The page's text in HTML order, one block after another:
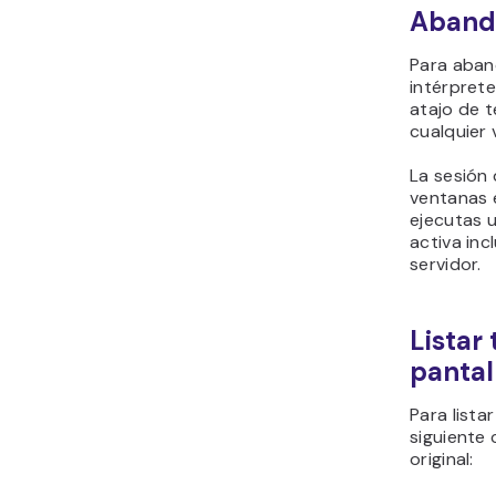
Para
intérprete
atajo de
cualquier
La
ventanas
ejecutas
activa
servidor.
Listar
Para
siguiente
original: